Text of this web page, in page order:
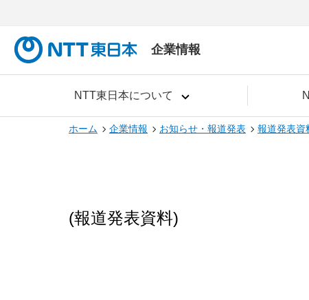
企業情報
NTT東日本について
ホーム 企業情報 お知らせ・報道発表 報道発表資
(報道発表資料)